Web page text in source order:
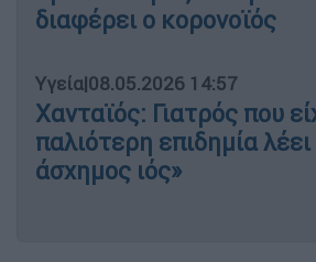
διαφέρει ο κορονοϊός
Υγεία|08.05.2026 14:57
Χανταϊός: Γιατρός που
παλιότερη επιδημία
άσχημος ιός»